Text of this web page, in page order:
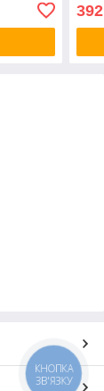
КНОПКА
ЗВ'ЯЗКУ